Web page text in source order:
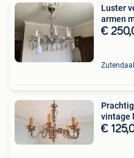
Luster
armen
€
Zutendaal
vintage
€